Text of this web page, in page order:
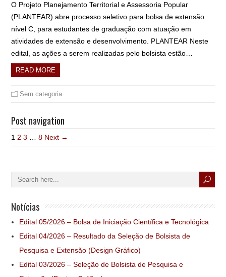
O Projeto Planejamento Territorial e Assessoria Popular
(PLANTEAR) abre processo seletivo para bolsa de extensão
nível C, para estudantes de graduação com atuação em
atividades de extensão e desenvolvimento. PLANTEAR Neste
edital, as ações a serem realizadas pelo bolsista estão…
READ MORE
Sem categoria
Post navigation
1 2 3 8 Next →
Notícias
Edital 05/2026 – Bolsa de Iniciação Científica e Tecnológica
Edital 04/2026 – Resultado da Seleção de Bolsista de
Pesquisa e Extensão (Design Gráfico)
Edital 03/2026 – Seleção de Bolsista de Pesquisa e